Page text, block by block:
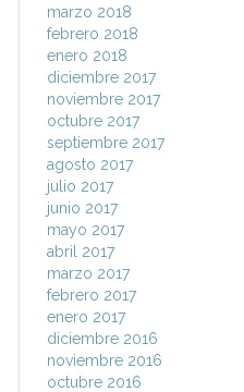
marzo 2018
febrero 2018
enero 2018
diciembre 2017
noviembre 2017
octubre 2017
septiembre 2017
agosto 2017
julio 2017
junio 2017
mayo 2017
abril 2017
marzo 2017
febrero 2017
enero 2017
diciembre 2016
noviembre 2016
octubre 2016